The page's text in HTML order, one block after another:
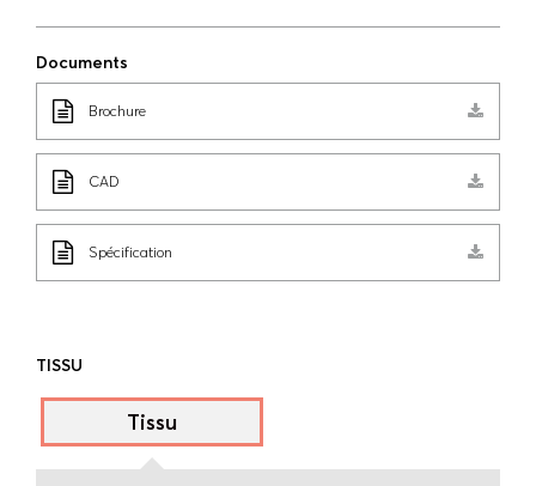
Documents
Brochure
CAD
Spécification
TISSU
Tissu